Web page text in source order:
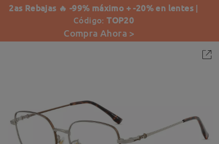
2as Rebajas 🔥 -99% máximo + -20% en lentes |
Código:TOP20
Compra Ahora >